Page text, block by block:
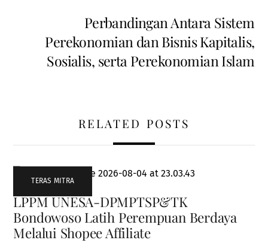
Perbandingan Antara Sistem
Perekonomian dan Bisnis Kapitalis,
Sosialis, serta Perekonomian Islam
RELATED POSTS
TERAS MITRA
LPPM UNESA-DPMPTSP&TK
Bondowoso Latih Perempuan Berdaya
Melalui Shopee Affiliate